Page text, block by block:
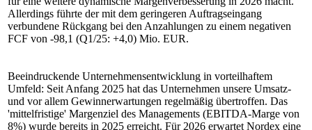
Allerdings führte der mit dem geringeren Auftragseingang
verbundene Rückgang bei den Anzahlungen zu einem negativen
FCF von -98,1 (Q1/25: +4,0) Mio. EUR.
Beeindruckende Unternehmensentwicklung in vorteilhaftem
Umfeld: Seit Anfang 2025 hat das Unternehmen unsere Umsatz-
und vor allem Gewinnerwartungen regelmäßig übertroffen. Das
'mittelfristige' Margenziel des Managements (EBITDA-Marge von
8%) wurde bereits in 2025 erreicht. Für 2026 erwartet Nordex eine